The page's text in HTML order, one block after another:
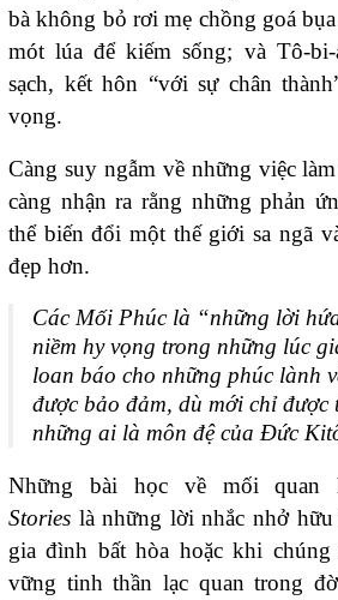
bà không bỏ rơi mẹ chồng goá
mót lúa để kiếm sống; và Tô-
sạch, kết hôn “với sự chân
vọng.
Càng suy ngẫm về những việc
càng nhận ra rằng những phản
thể biến đổi một thế giới sa ngã
đẹp hơn.
Các Mối Phúc là “những lời
niềm hy vọng trong những lúc
loan báo cho những phúc lành
được bảo đảm, dù mới chỉ được
những ai là môn đệ của Đức
Những bài học về mối quan
Stories là những lời nhắc nhở
gia đình bất hòa hoặc khi
vững tinh thần lạc quan trong